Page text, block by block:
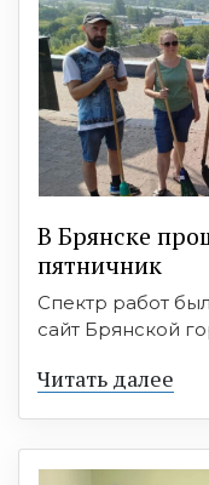
В Брянске
пятничник
Спектр работ
сайт Брянской
Читать далее